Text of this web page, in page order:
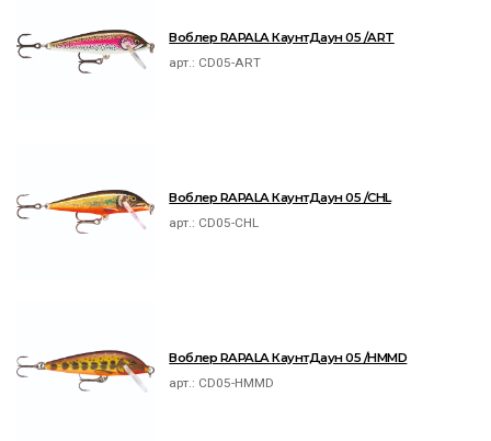
Воблер RAPALA КаунтДаун 05 /ART
арт.: CD05-ART
Воблер RAPALA КаунтДаун 05 /CHL
арт.: CD05-CHL
Воблер RAPALA КаунтДаун 05 /HMMD
арт.: CD05-HMMD